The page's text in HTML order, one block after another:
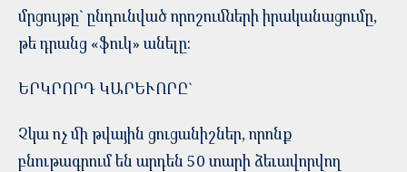
մրցույթը` ընդունված որոշումների իրականացումը,
թե դրանց «ֆուկ» անելը:
ԵՐԿՐՈՐԴ ԿԱՐԵՒՈՐԸ`
Չկա ոչ մի թվային ցուցանիշներ, որոնք
բնութագրում են արդեն 50 տարի ձեւավորվող